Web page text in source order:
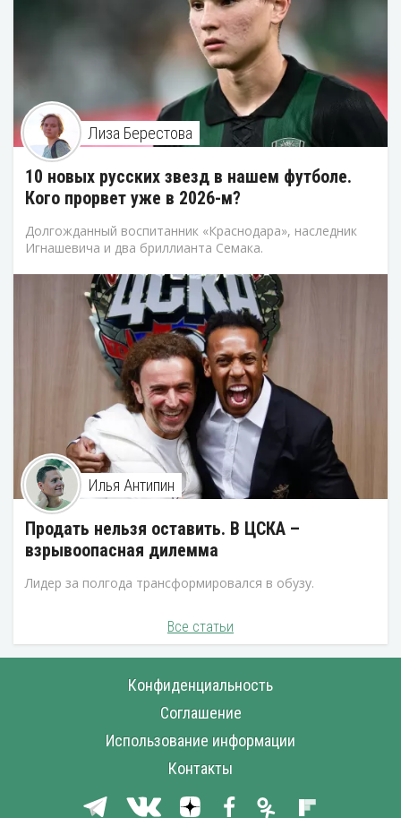
Лиза Берестова
10 новых русских звезд в нашем футболе.
Кого прорвет уже в 2026-м?
Долгожданный воспитанник «Краснодара», наследник
Игнашевича и два бриллианта Семака.
Илья Антипин
Продать нельзя оставить. В ЦСКА –
взрывоопасная дилемма
Лидер за полгода трансформировался в обузу.
Все статьи
Конфиденциальность
Соглашение
Использование информации
Контакты